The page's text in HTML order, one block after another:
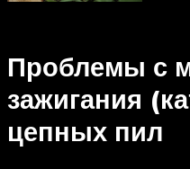
Проблемы с
зажигания
цепных пил